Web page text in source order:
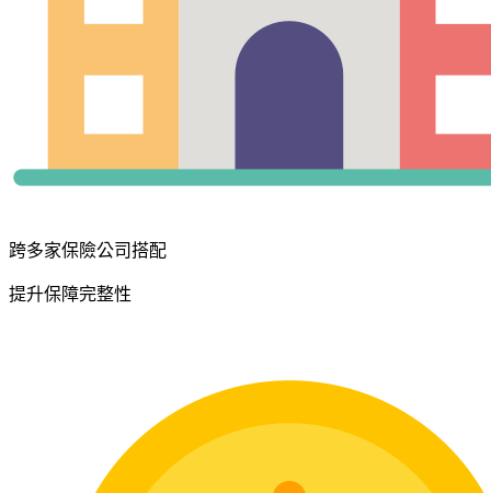
跨多家保險公司搭配
提升保障完整性